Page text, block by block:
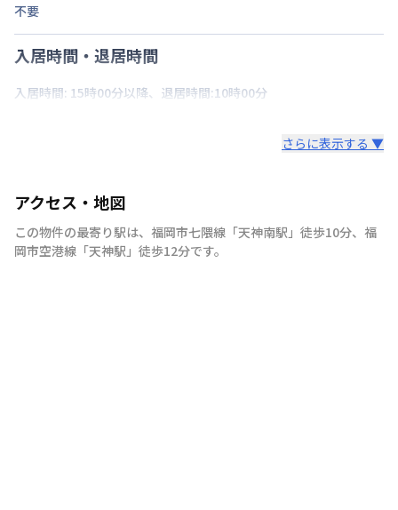
不要
入居時間・退居時間
入居時間: 15時00分以降、退居時間:10時00分
さらに表示する ▼
アクセス・地図
この物件の最寄り駅は、 福岡市七隈線 「天神南駅 」 徒歩10分、 福
岡市空港線 「天神駅 」 徒歩12分です。